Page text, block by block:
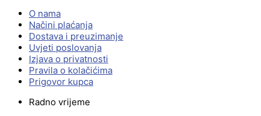
O nama
Načini plaćanja
Dostava i preuzimanje
Uvjeti poslovanja
Izjava o privatnosti
Pravila o kolačićima
Prigovor kupca
Radno vrijeme